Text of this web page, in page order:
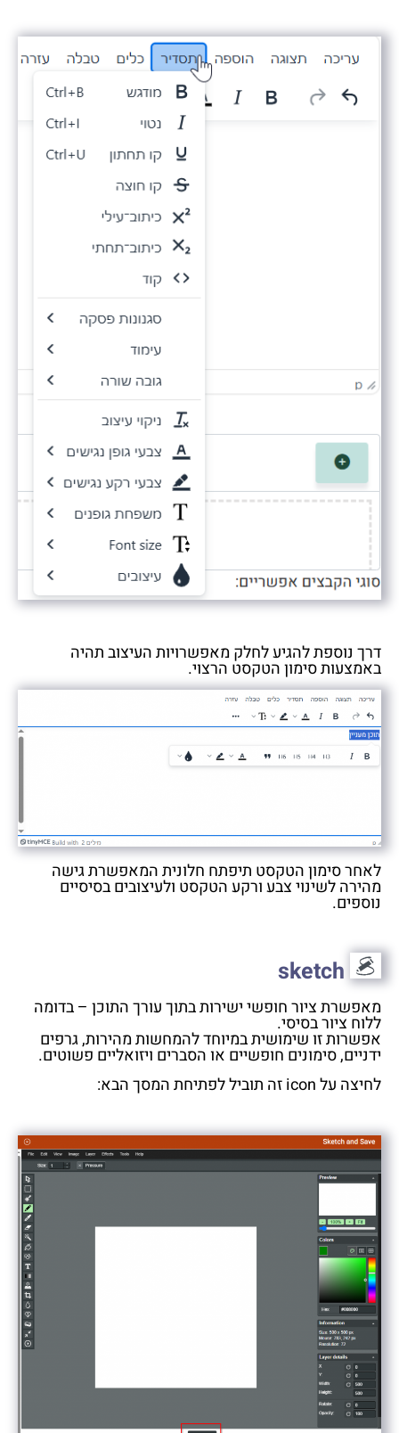
דרך נוספת להגיע לחלק מאפשרויות העיצוב תהיה
באמצעות סימון הטקסט הרצוי.
לאחר סימון הטקסט תיפתח חלונית המאפשרת גישה
מהירה לשינוי צבע ורקע הטקסט ולעיצובים בסיסיים
נוספים.
sketch
מאפשרת ציור חופשי ישירות בתוך עורך התוכן – בדומה
ללוח ציור בסיסי.
אפשרות זו שימושית במיוחד להמחשות מהירות, גרפים
ידניים, סימונים חופשיים או הסברים ויזואליים פשוטים.
לחיצה על icon זה תוביל לפתיחת המסך הבא: